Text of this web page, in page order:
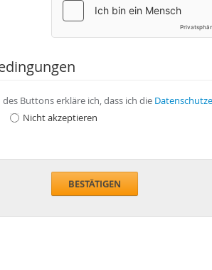
Buttons erkläre ich, dass ich die
Nicht akzeptieren
BESTÄTIGEN